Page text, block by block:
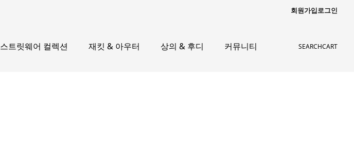
회원가입로그인
스트릿웨어 컬렉션 재킷 & 아우터 상의 & 후디 커뮤니티 SEARCHCART